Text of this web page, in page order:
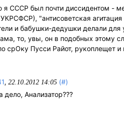
я СССР был почти диссидентом -
"антисоветская
и бабушки-дедушки делали для
то, увы, он в подобных этому
срОку Пусси Райот, рукоплещет
,22.10.2012 14:05 (#)
дело, Анализатор???